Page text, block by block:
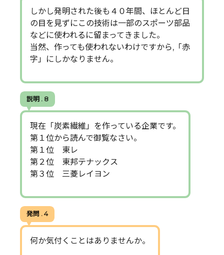
しかし発明された後も４０年間、ほとんど日
の目を見ずにこの技術は一部のスポーツ部品
などに使われるに留まってきました。
当然、作っても使われないわけですから,「赤
字」にしかなりません。
説明 . 8
現在「炭素繊維」を作っている企業です。
第１位から読んで御覧なさい。
第１位 東レ
第２位 東邦テナックス
第３位 三菱レイヨン
発問 . 4
何か気付くことはありませんか。